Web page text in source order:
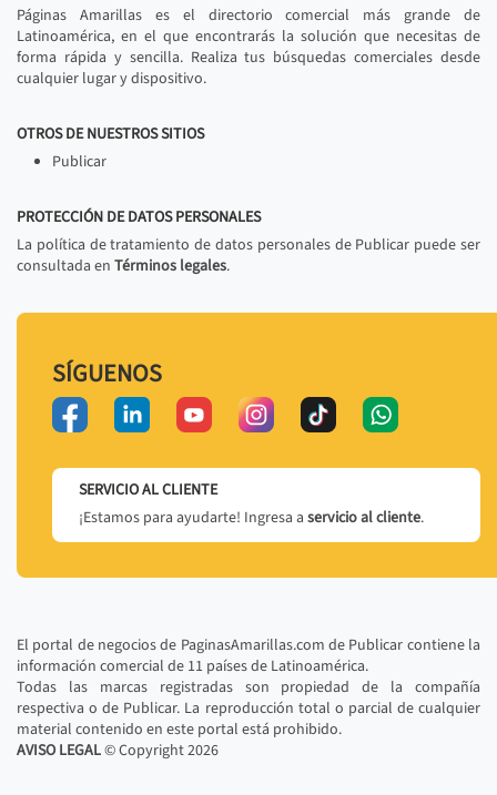
Páginas Amarillas es el directorio comercial más grande de
Latinoamérica, en el que encontrarás la solución que necesitas de
forma rápida y sencilla. Realiza tus búsquedas comerciales desde
cualquier lugar y dispositivo.
OTROS DE NUESTROS SITIOS
Publicar
PROTECCIÓN DE DATOS PERSONALES
La política de tratamiento de datos personales de Publicar puede ser
consultada en Términos legales.
SÍGUENOS
SERVICIO AL CLIENTE
¡Estamos para ayudarte! Ingresa a servicio al cliente.
El portal de negocios de PaginasAmarillas.com de Publicar contiene la
información comercial de 11 países de Latinoamérica.
Todas las marcas registradas son propiedad de la compañía
respectiva o de Publicar. La reproducción total o parcial de cualquier
material contenido en este portal está prohibido.
AVISO LEGAL© Copyright2026